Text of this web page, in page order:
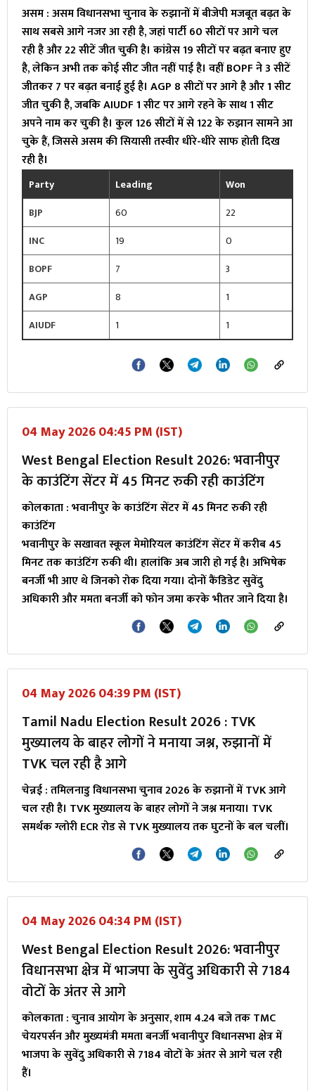
असम : असम विधानसभा चुनाव के रुझानों में बीजेपी मजबूत बढ़त के
साथ सबसे आगे नजर आ रही है, जहां पार्टी 60 सीटों पर आगे चल
रही है और 22 सीटें जीत चुकी है। कांग्रेस 19 सीटों पर बढ़त बनाए हुए
है, लेकिन अभी तक कोई सीट जीत नहीं पाई है। वहीं BOPF ने 3 सीटें
जीतकर 7 पर बढ़त बनाई हुई है। AGP 8 सीटों पर आगे है और 1 सीट
जीत चुकी है, जबकि AIUDF 1 सीट पर आगे रहने के साथ 1 सीट
अपने नाम कर चुकी है। कुल 126 सीटों में से 122 के रुझान सामने आ
चुके हैं, जिससे असम की सियासी तस्वीर धीरे-धीरे साफ होती दिख
रही है।
Party Leading
Won
BJP
60
22
INC
19
0
BOPF
7
3
AGP
8
1
AIUDF
1 1
04 May 2026 04:45 PM (IST)
West Bengal Election Result 2026: भवानीपुर
के काउंटिंग सेंटर में 45 मिनट रुकी रही काउंटिंग
कोलकाता : भवानीपुर के काउंटिंग सेंटर में 45 मिनट रुकी रही
काउंटिंग
भवानीपुर के सखावत स्कूल मेमोरियल काउंटिंग सेंटर में करीब 45
मिनट तक काउंटिंग रुकी थी। हालांकि अब जारी हो गई है। अभिषेक
बनर्जी भी आए थे जिनको रोक दिया गया। दोनों कैंडिडेट सुवेंदु
अधिकारी और ममता बनर्जी को फोन जमा करके भीतर जाने दिया है।
04 May 2026 04:39 PM (IST)
Tamil Nadu Election Result 2026 : TVK
मुख्यालय के बाहर लोगों ने मनाया जश्न, रुझानों में
TVK चल रही है आगे
चेन्नई : तमिलनाडु विधानसभा चुनाव 2026 के रुझानों में TVK आगे
चल रही है। TVK मुख्यालय के बाहर लोगों ने जश्न मनाया। TVK
समर्थक ग्लोरी ECR रोड से TVK मुख्यालय तक घुटनों के बल चलीं।
04 May 2026 04:34 PM (IST)
West Bengal Election Result 2026: भवानीपुर
विधानसभा क्षेत्र में भाजपा के सुवेंदु अधिकारी से 7184
वोटों के अंतर से आगे
कोलकाता : चुनाव आयोग के अनुसार, शाम 4.24 बजे तक TMC
चेयरपर्सन और मुख्यमंत्री ममता बनर्जी भवानीपुर विधानसभा क्षेत्र में
भाजपा के सुवेंदु अधिकारी से 7184 वोटों के अंतर से आगे चल रही
हैं।